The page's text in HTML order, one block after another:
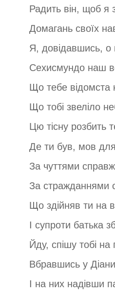
Радить він, щоб я
Домагань своїх
Я, довідавшись, о
Сехисмундо наш
Що тебе відомста
Що тобі звеліло
Цю тісну розбить
Де ти був, мов
За чуттями
За стражданнями
Що здійняв ти на
І супроти батька
Йду, спішу тобі на
Вбравшись у
І на них надівши